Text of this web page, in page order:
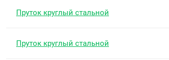
Пруток круглый стальной
Пруток круглый стальной